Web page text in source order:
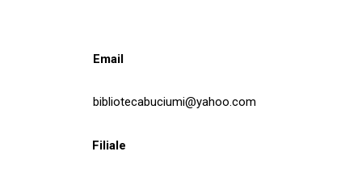
Email
bibliotecabuciumi@yahoo.com
Filiale